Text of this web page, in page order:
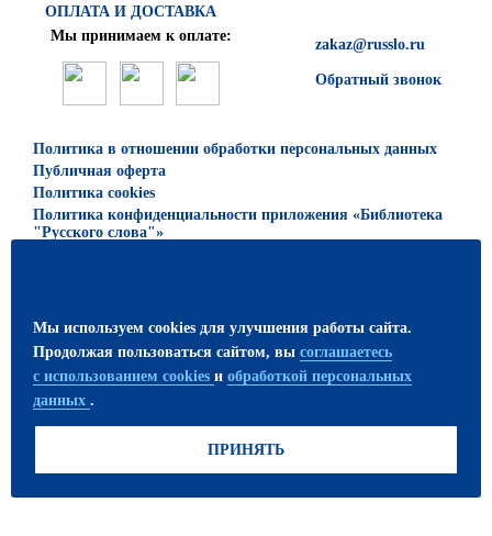
ОПЛАТА И ДОСТАВКА
zakaz@russlo.ru
Обратный звонок
Мы принимаем к оплате:
Политика в отношении обработки персональных данных
Публичная оферта
Политика cookies
Политика конфиденциальности приложения «Библиотека
"Русского слова"»
возможно только с письменного разрешения
издательства.
ПРИСОЕДИНЯЙТЕСЬ!
Мы используем cookies для улучшения работы сайта.
Продолжая пользоваться сайтом, вы соглашаетесь
с использованием cookies и обработкой персональных
данных .
ПРИНЯТЬ